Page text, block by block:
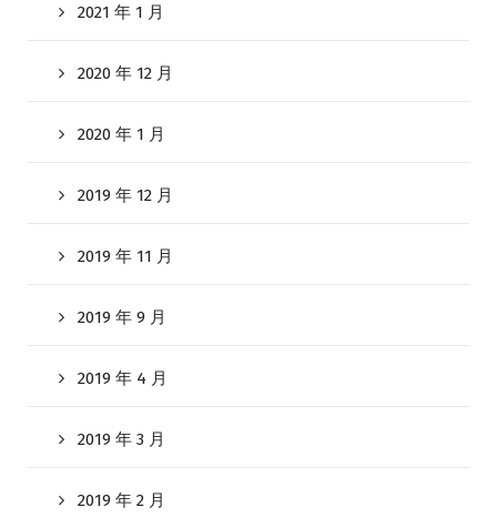
2021 年 1 月
2020 年 12 月
2020 年 1 月
2019 年 12 月
2019 年 11 月
2019 年 9 月
2019 年 4 月
2019 年 3 月
2019 年 2 月